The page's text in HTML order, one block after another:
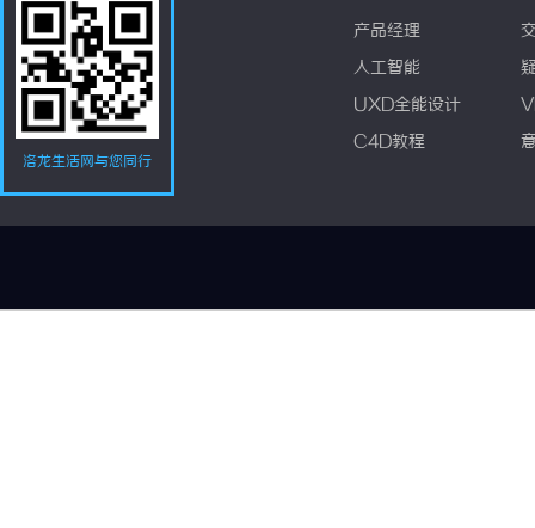
洛龙生活网与您同行
产品经理
人工智能
UXD全能设计
C4D教程